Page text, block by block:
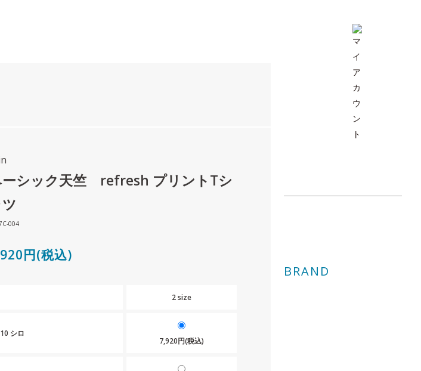
BRAND
シック天竺 refresh プリントTシ
004
円(税込)
2 size
シロ
7,920円(税込)